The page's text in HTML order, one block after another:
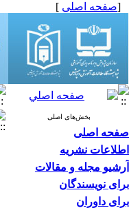
[صفحه اصلی ]
بخش‌های اصلی
صفحه اصلی
اطلاعات نشریه
آرشیو مجله و مقالات
برای نویسندگان
برای داوران